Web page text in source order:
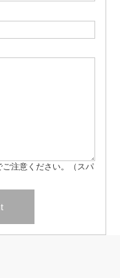
注意ください。（スパ